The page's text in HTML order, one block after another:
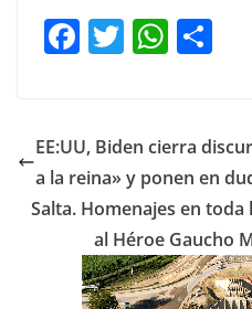
F
e
b
o
o
k
T
er
W
s
A
p
p
p
ar
tir
EE:UU, Biden cierra
a la reina» y ponen en
Salta. Homenajes en
al Héroe Gaucho